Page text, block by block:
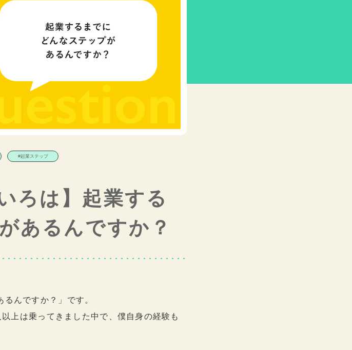
#起業ステップ
ろは】起業する
あるんですか？
んですか？」です。
上は乗ってきました中で、僕自身の経験も